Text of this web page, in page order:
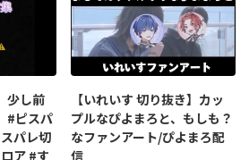
少し前
#ピスパ
パレ切
ア #す
【いれいす 切り抜き】カッ
プルなぴよまろと、もしも？
なファンアート/ぴよまろ配
信